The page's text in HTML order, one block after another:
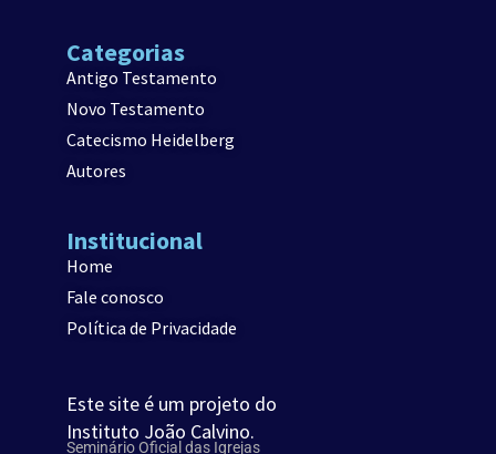
Categorias
Antigo Testamento
Novo Testamento
Catecismo Heidelberg
Autores
Institucional
Home
Fale conosco
Política de Privacidade
Este site é um projeto do
Instituto João Calvino.
Seminário Oficial das Igrejas